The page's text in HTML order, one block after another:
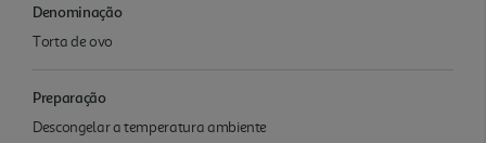
Denominação
Torta de ovo
Preparação
Descongelar a temperatura ambiente